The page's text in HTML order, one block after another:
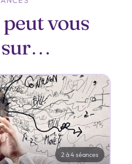
vous
sur…
2 à 4 séances